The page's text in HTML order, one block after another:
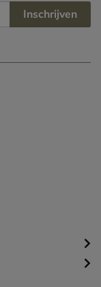
Inschrijven